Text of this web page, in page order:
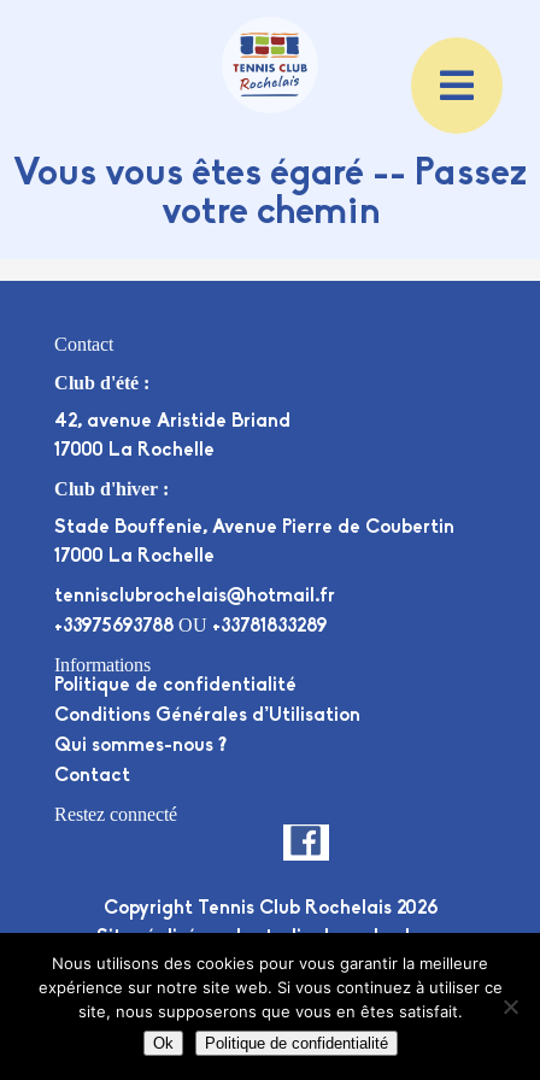
Vous vous êtes égaré -- Passez
votre chemin
Contact
Club d'été :
42, avenue Aristide Briand
17000 La Rochelle
Club d'hiver :
Stade Bouffenie, Avenue Pierre de Coubertin
17000 La Rochelle
tennisclubrochelais@hotmail.fr
+33975693788OU +33781833289
Informations
Politique de confidentialité
Conditions Générales d’Utilisation
Qui sommes-nous ?
Contact
Restez connecté
Copyright Tennis Club Rochelais 2026
Site réalisé par lestudio deuxplusdeux
Nous utilisons des cookies pour vous garantir la meilleure
expérience sur notre site web. Si vous continuez à utiliser ce
site, nous supposerons que vous en êtes satisfait.
Ok Politique de confidentialité